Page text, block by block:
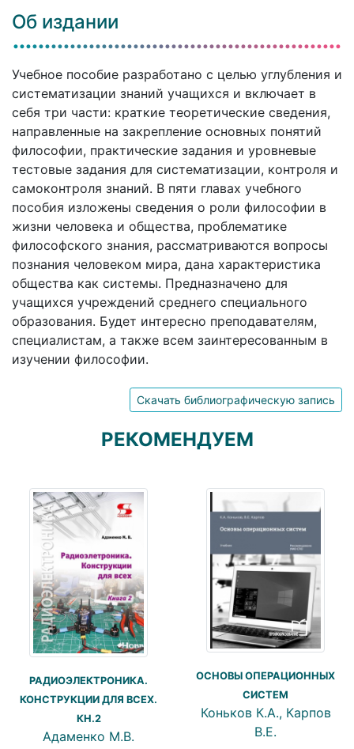
Об издании
Учебное пособие разработано с целью углубления и
систематизации знаний учащихся и включает в
себя три части: краткие теоретические сведения,
направленные на закрепление основных понятий
философии, практические задания и уровневые
тестовые задания для систематизации, контроля и
самоконтроля знаний. В пяти главах учебного
пособия изложены сведения о роли философии в
жизни человека и общества, проблематике
философского знания, рассматриваются вопросы
познания человеком мира, дана характеристика
общества как системы. Предназначено для
учащихся учреждений среднего специального
образования. Будет интересно преподавателям,
специалистам, а также всем заинтересованным в
изучении философии.
Скачать библиографическую запись
РЕКОМЕНДУЕМ
РАДИОЭЛЕКТРОНИКА.
КОНСТРУКЦИИ ДЛЯ ВСЕХ.
КН.2
Адаменко М.В.
ОСНОВЫ ОПЕРАЦИОННЫХ
СИСТЕМ
Коньков К.А., Карпов
В.Е.